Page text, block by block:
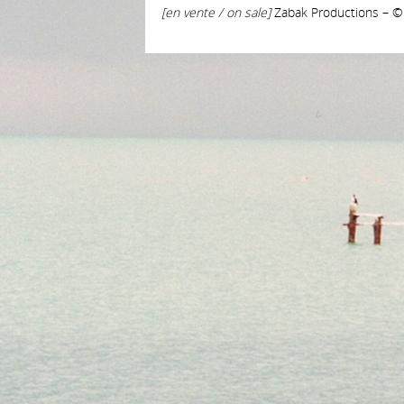
[en vente / on sale]Zabak Productions –